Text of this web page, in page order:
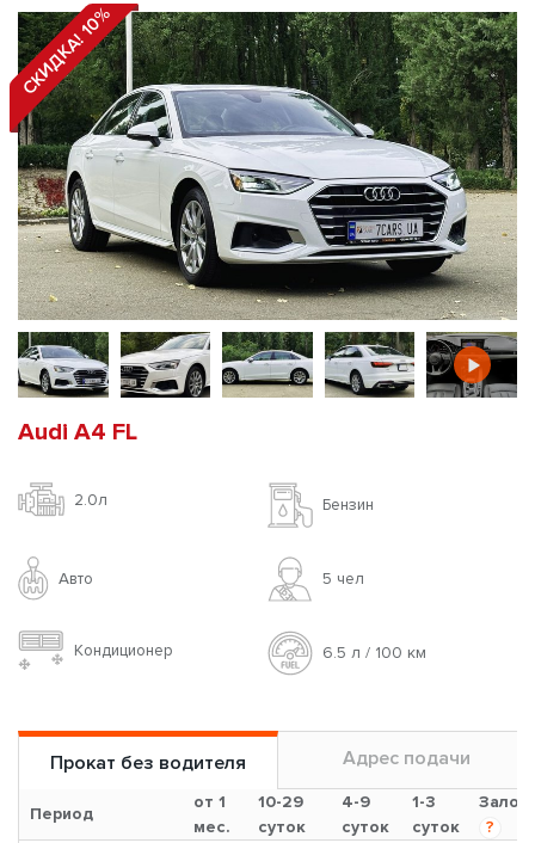
СКИДКА! 10%
Audi A4 FL
2.0л Бензин
Авто 5 чел
Кондиционер 6.5 л / 100 км
Прокат без водителя Адрес подачи
Период
от 1
мес.
10-29
суток
4-9
суток
1-3
суток
Залог
?